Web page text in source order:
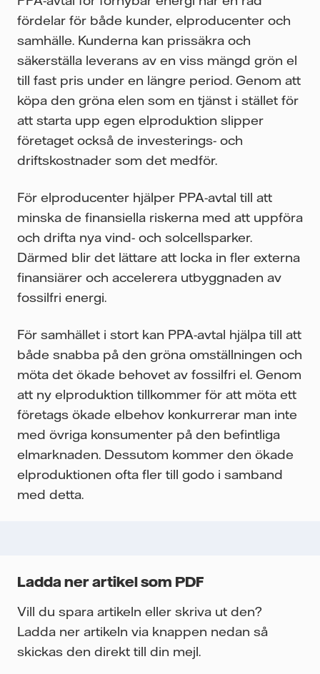
fördelar för både kunder, elproducenter och
samhälle. Kunderna kan prissäkra och
säkerställa leverans av en viss mängd grön el
till fast pris under en längre period. Genom att
köpa den gröna elen som en tjänst i stället för
att starta upp egen elproduktion slipper
företaget också de investerings- och
driftskostnader som det medför.
För elproducenter hjälper PPA-avtal till att
minska de finansiella riskerna med att uppföra
och drifta nya vind- och solcellsparker.
Därmed blir det lättare att locka in fler externa
finansiärer och accelerera utbyggnaden av
fossilfri energi.
För samhället i stort kan PPA-avtal hjälpa till att
både snabba på den gröna omställningen och
möta det ökade behovet av fossilfri el. Genom
att ny elproduktion tillkommer för att möta ett
företags ökade elbehov konkurrerar man inte
med övriga konsumenter på den befintliga
elmarknaden. Dessutom kommer den ökade
elproduktionen ofta fler till godo i samband
med detta.
Ladda ner artikel som PDF
Vill du spara artikeln eller skriva ut den?
Ladda ner artikeln via knappen nedan så
skickas den direkt till din mejl.